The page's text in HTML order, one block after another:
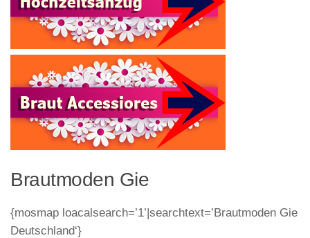
Brautmoden Gie
{mosmap loacalsearch=’1’|searchtext=’Brautmoden Gie
Deutschland‘}